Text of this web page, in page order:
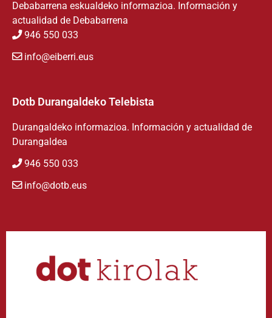
Debabarrena eskualdeko informazioa. Información y
actualidad de Debabarrena
946 550 033
info@eiberri.eus
Dotb Durangaldeko Telebista
Durangaldeko informazioa. Información y actualidad de
Durangaldea
946 550 033
info@dotb.eus